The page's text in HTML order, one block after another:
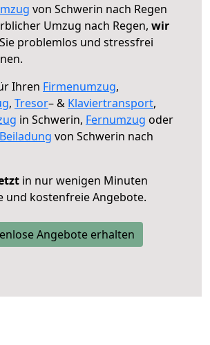
von Schwerin nach Regen
Umzug nach Regen, wir
problemlos und stressfrei
Ihren Firmenumzug,
, Tresor– & Klaviertransport,
in Schwerin, Fernumzug oder
Beiladung von Schwerin nach
in nur wenigen Minuten
und kostenfreie Angebote.
Angebote erhalten